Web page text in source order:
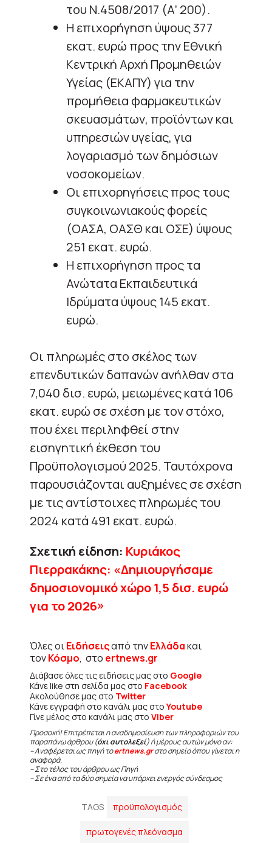
του Ν.4508/2017 (Α’ 200).
Η επιχορήγηση ύψους 377
εκατ. ευρώ προς την Εθνική
Κεντρική Αρχή Προμηθειών
Υγείας (ΕΚΑΠΥ) για την
προμήθεια φαρμακευτικών
σκευασμάτων, προϊόντων και
υπηρεσιών υγείας, για
λογαριασμό των δημόσιων
νοσοκομείων.
Οι επιχορηγήσεις προς τους
συγκοινωνιακούς φορείς
(ΟΑΣΑ, ΟΑΣΘ και ΟΣΕ) ύψους
251 εκατ. ευρώ.
Η επιχορήγηση προς τα
Ανώτατα Εκπαιδευτικά
Ιδρύματα ύψους 145 εκατ.
ευρώ.
Οι πληρωμές στο σκέλος των
επενδυτικών δαπανών ανήλθαν στα
7,040 δισ. ευρώ, μειωμένες κατά 106
εκατ. ευρώ σε σχέση με τον στόχο,
που έχει περιληφθεί στην
εισηγητική έκθεση του
Προϋπολογισμού 2025. Ταυτόχρονα
παρουσιάζονται αυξημένες σε σχέση
με τις αντίστοιχες πληρωμές του
2024 κατά 491 εκατ. ευρώ.
Σχετική είδηση: Κυριάκος
Πιερρακάκης: «Δημιουργήσαμε
δημοσιονομικό χώρο 1,5 δισ. ευρώ
για το 2026»
Όλες οιΕιδήσειςαπό τηνΕλλάδακαι
τονΚόσμο, στο ertnews.gr
Διάβασε όλες τις ειδήσεις μας στο Google
Κάνε like στη σελίδα μας στο Facebook
Ακολούθησε μας στο Twitter
Κάνε εγγραφή στο κανάλι μας στοYoutube
Γίνε μέλος στο κανάλι μας στο Viber
Προσοχή! Επιτρέπεται η αναδημοσίευση των πληροφοριών του
παραπάνω άρθρου (όχι αυτολεξεί) ή μέρους αυτών μόνο αν:
– Αναφέρεται ως πηγή τοertnews.grστο σημείο όπου γίνεται η
αναφορά.
– Στο τέλος του άρθρου ως Πηγή
– Σε ένα από τα δύο σημεία να υπάρχει ενεργός σύνδεσμος
TAGS προϋπολογισμός
πρωτογενές πλεόνασμα